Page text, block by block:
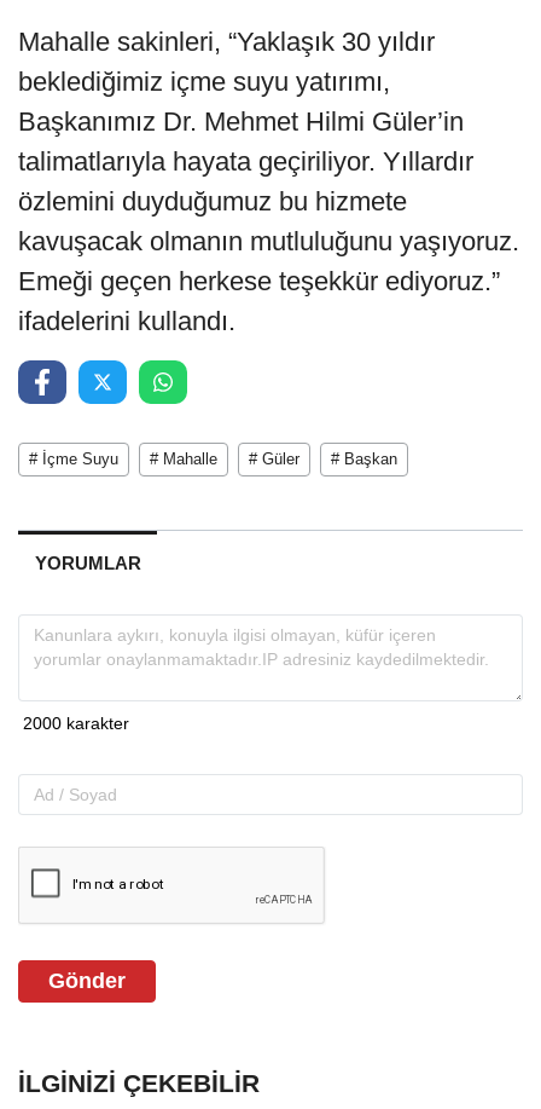
Mahalle sakinleri, “Yaklaşık 30 yıldır
beklediğimiz içme suyu yatırımı,
Başkanımız Dr. Mehmet Hilmi Güler’in
talimatlarıyla hayata geçiriliyor. Yıllardır
özlemini duyduğumuz bu hizmete
kavuşacak olmanın mutluluğunu yaşıyoruz.
Emeği geçen herkese teşekkür ediyoruz.”
ifadelerini kullandı.
# İçme Suyu # Mahalle # Güler # Başkan
YORUMLAR
Gönder
İLGINIZI ÇEKEBILIR